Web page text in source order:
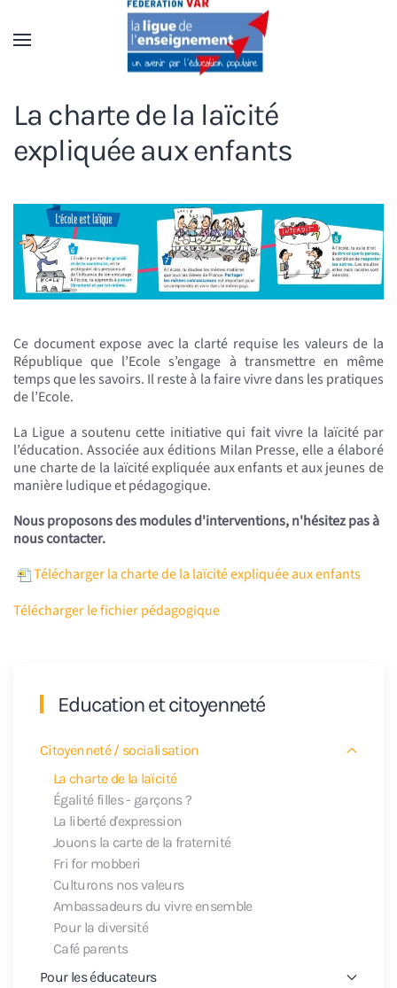
Accéder au contenu principal
La charte de la laïcité
expliquée aux enfants
Ce document expose avec la clarté requise les valeurs de la
République que l’Ecole s’engage à transmettre en même
temps que les savoirs. Il reste à la faire vivre dans les pratiques
de l’Ecole.
La Ligue a soutenu cette initiative qui fait vivre la laïcité par
l’éducation. Associée aux éditions Milan Presse, elle a élaboré
une charte de la laïcité expliquée aux enfants et aux jeunes de
manière ludique et pédagogique.
Nous proposons des modules d'interventions, n'hésitez pas à
nous contacter.
Télécharger la charte de la laïcité expliquée aux enfants
Télécharger le fichier pédagogique
Education et citoyenneté
Citoyenneté / socialisation
La charte de la laïcité
Égalité filles - garçons ?
La liberté d'expression
Jouons la carte de la fraternité
Fri for mobberi
Culturons nos valeurs
Ambassadeurs du vivre ensemble
Pour la diversité
Café parents
Pour les éducateurs